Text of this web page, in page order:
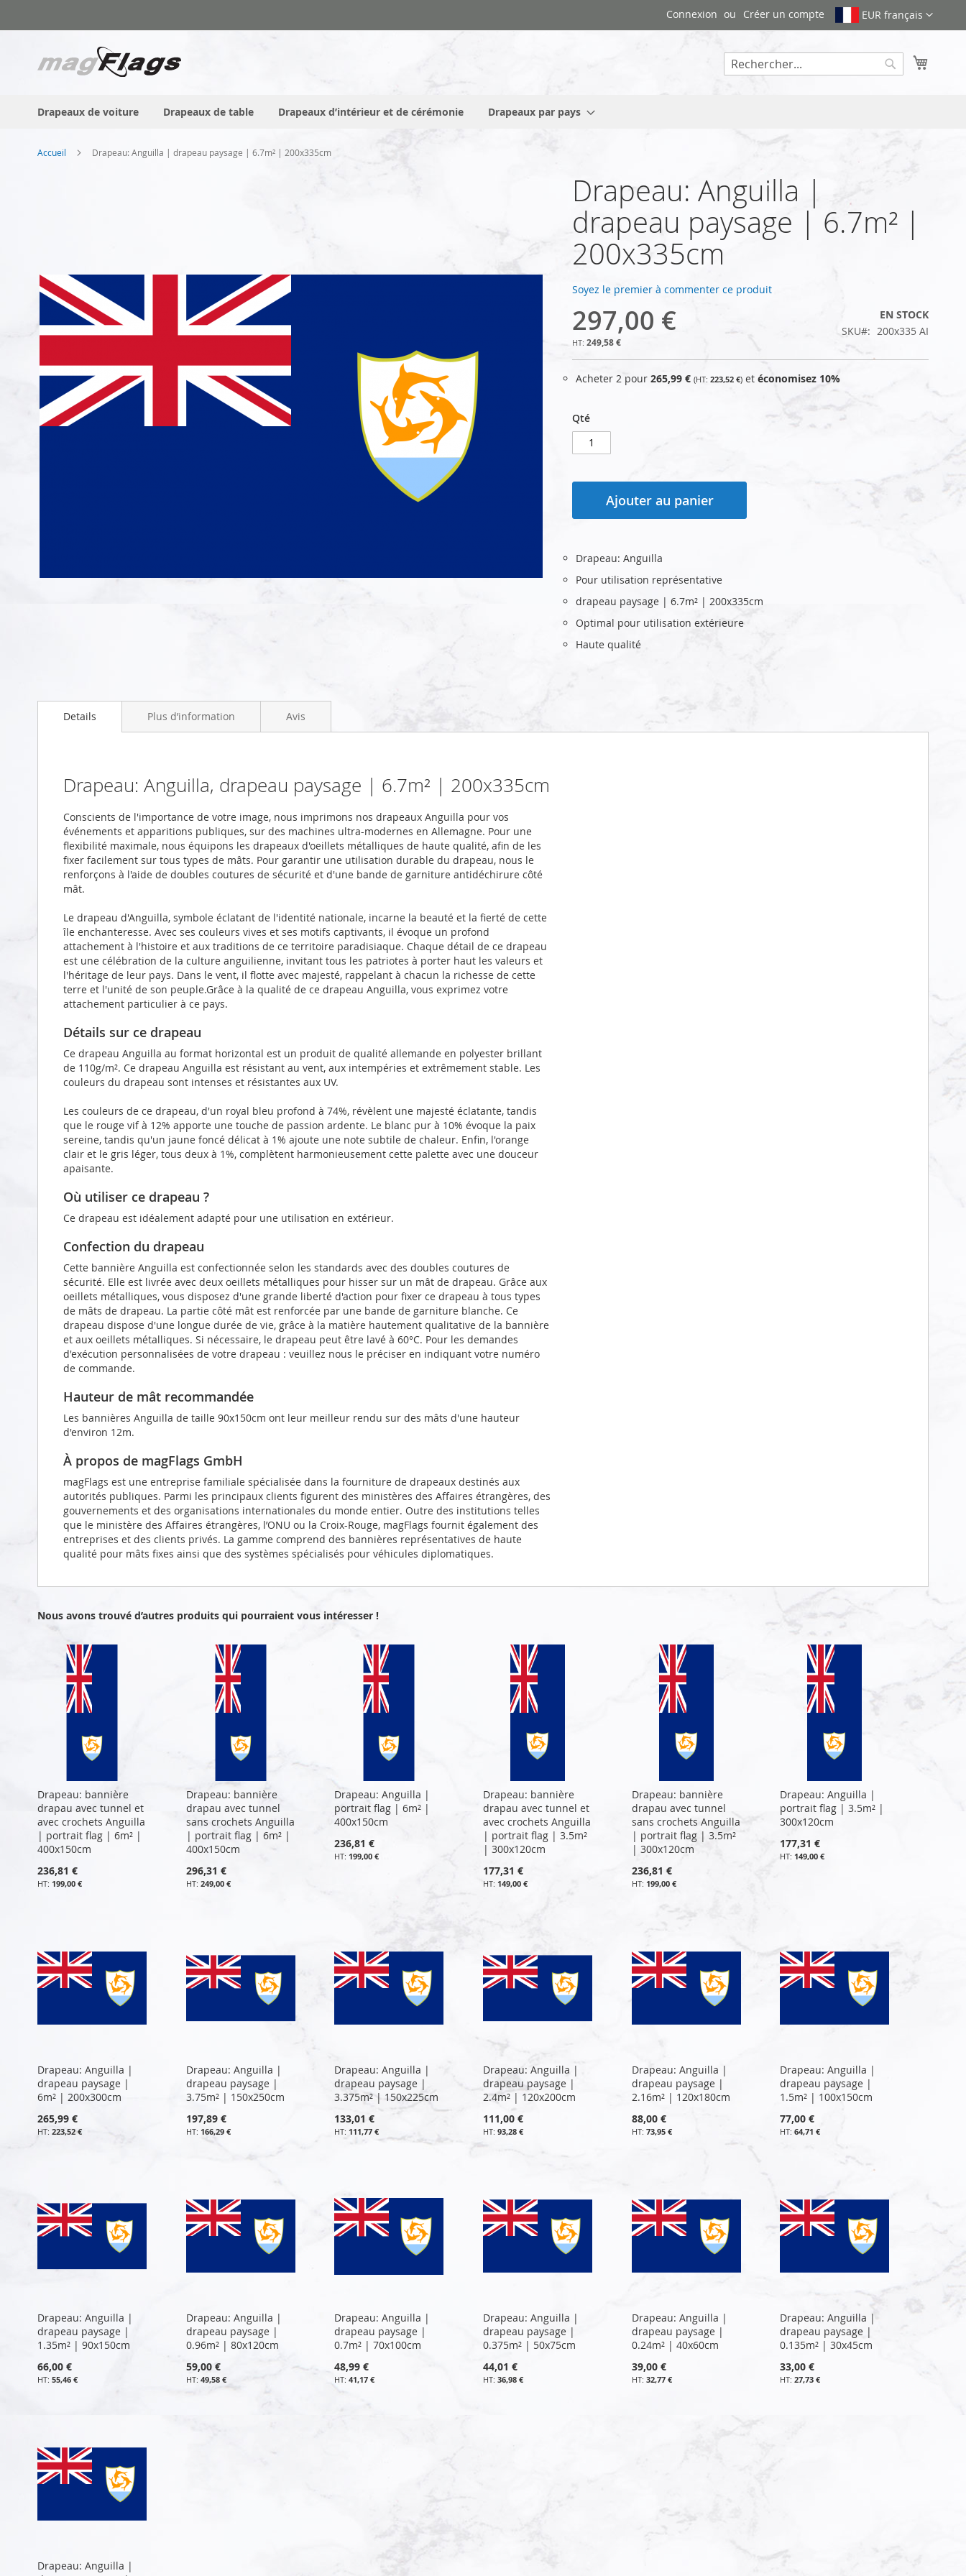
au
EUR français
Connexion Créer un compte
Drapeaux de voiture Drapeaux de table Drapeaux d’intérieur et de cérémonie Drapeaux par pays
Accueil Drapeau: Anguilla | drapeau paysage | 6.7m² | 200x335cm
gallery
to
gallery
Drapeau: Anguilla |
drapeau paysage | 6.7m² |
200x335cm
Soyez le premier à commenter ce produit
297,00 €
249,58 €
EN STOCK
SKU
200x335 AI
Acheter 2 pour 265,99 € 223,52 € et économisez 10%
Qté
Ajouter au panier
Drapeau: Anguilla
Pour utilisation représentative
drapeau paysage | 6.7m² | 200x335cm
Optimal pour utilisation extérieure
Haute qualité
Details
Drapeau: Anguilla, drapeau paysage | 6.7m² | 200x335cm
Conscients de l'importance de votre image, nous imprimons nos drapeaux Anguilla pour vos
événements et apparitions publiques, sur des machines ultra-modernes en Allemagne. Pour une
flexibilité maximale, nous équipons les drapeaux d'oeillets métalliques de haute qualité, afin de les
fixer facilement sur tous types de mâts. Pour garantir une utilisation durable du drapeau, nous le
renforçons à l'aide de doubles coutures de sécurité et d'une bande de garniture antidéchirure côté
mât.
Le drapeau d'Anguilla, symbole éclatant de l'identité nationale, incarne la beauté et la fierté de cette
île enchanteresse. Avec ses couleurs vives et ses motifs captivants, il évoque un profond
attachement à l'histoire et aux traditions de ce territoire paradisiaque. Chaque détail de ce drapeau
est une célébration de la culture anguilienne, invitant tous les patriotes à porter haut les valeurs et
l'héritage de leur pays. Dans le vent, il flotte avec majesté, rappelant à chacun la richesse de cette
terre et l'unité de son peuple.Grâce à la qualité de ce drapeau Anguilla, vous exprimez votre
attachement particulier à ce pays.
Détails sur ce drapeau
Ce drapeau Anguilla au format horizontal est un produit de qualité allemande en polyester brillant
de 110g/m². Ce drapeau Anguilla est résistant au vent, aux intempéries et extrêmement stable. Les
couleurs du drapeau sont intenses et résistantes aux UV.
Les couleurs de ce drapeau, d'un royal bleu profond à 74%, révèlent une majesté éclatante, tandis
que le rouge vif à 12% apporte une touche de passion ardente. Le blanc pur à 10% évoque la paix
sereine, tandis qu'un jaune foncé délicat à 1% ajoute une note subtile de chaleur. Enfin, l'orange
clair et le gris léger, tous deux à 1%, complètent harmonieusement cette palette avec une douceur
apaisante.
Où utiliser ce drapeau ?
Ce drapeau est idéalement adapté pour une utilisation en extérieur.
Confection du drapeau
Cette bannière Anguilla est confectionnée selon les standards avec des doubles coutures de
sécurité. Elle est livrée avec deux oeillets métalliques pour hisser sur un mât de drapeau. Grâce aux
oeillets métalliques, vous disposez d'une grande liberté d'action pour fixer ce drapeau à tous types
de mâts de drapeau. La partie côté mât est renforcée par une bande de garniture blanche. Ce
drapeau dispose d'une longue durée de vie, grâce à la matière hautement qualitative de la bannière
et aux oeillets métalliques. Si nécessaire, le drapeau peut être lavé à 60°C. Pour les demandes
d'exécution personnalisées de votre drapeau : veuillez nous le préciser en indiquant votre numéro
de commande.
Hauteur de mât recommandée
Les bannières Anguilla de taille 90x150cm ont leur meilleur rendu sur des mâts d'une hauteur
d'environ 12m.
À propos de magFlags GmbH
magFlags est une entreprise familiale spécialisée dans la fourniture de drapeaux destinés aux
autorités publiques. Parmi les principaux clients figurent des ministères des Affaires étrangères, des
gouvernements et des organisations internationales du monde entier. Outre des institutions telles
que le ministère des Affaires étrangères, l’ONU ou la Croix-Rouge, magFlags fournit également des
entreprises et des clients privés. La gamme comprend des bannières représentatives de haute
qualité pour mâts fixes ainsi que des systèmes spécialisés pour véhicules diplomatiques.
Plus d’information Avis
Nous avons trouvé d’autres produits qui pourraient vous intéresser !
Drapeau: bannière
drapau avec tunnel et
avec crochets Anguilla
| portrait flag | 6m² |
400x150cm
236,81 €
199,00 €
Drapeau: bannière
drapau avec tunnel
sans crochets Anguilla
| portrait flag | 6m² |
400x150cm
296,31 €
249,00 €
Drapeau: Anguilla |
portrait flag | 6m² |
400x150cm
236,81 €
199,00 €
Drapeau: bannière
drapau avec tunnel et
avec crochets Anguilla
| portrait flag | 3.5m²
| 300x120cm
177,31 €
149,00 €
Drapeau: bannière
drapau avec tunnel
sans crochets Anguilla
| portrait flag | 3.5m²
| 300x120cm
236,81 €
199,00 €
Drapeau: Anguilla |
portrait flag | 3.5m² |
300x120cm
177,31 €
149,00 €
Drapeau: Anguilla |
drapeau paysage |
6m² | 200x300cm
265,99 €
223,52 €
Drapeau: Anguilla |
drapeau paysage |
3.75m² | 150x250cm
197,89 €
166,29 €
Drapeau: Anguilla |
drapeau paysage |
3.375m² | 150x225cm
133,01 €
111,77 €
Drapeau: Anguilla |
drapeau paysage |
2.4m² | 120x200cm
111,00 €
93,28 €
Drapeau: Anguilla |
drapeau paysage |
2.16m² | 120x180cm
88,00 €
73,95 €
Drapeau: Anguilla |
drapeau paysage |
1.5m² | 100x150cm
77,00 €
64,71 €
Drapeau: Anguilla |
drapeau paysage |
1.35m² | 90x150cm
66,00 €
55,46 €
Drapeau: Anguilla |
drapeau paysage |
0.96m² | 80x120cm
59,00 €
49,58 €
Drapeau: Anguilla |
drapeau paysage |
0.7m² | 70x100cm
48,99 €
41,17 €
Drapeau: Anguilla |
drapeau paysage |
0.375m² | 50x75cm
44,01 €
36,98 €
Drapeau: Anguilla |
drapeau paysage |
0.24m² | 40x60cm
39,00 €
32,77 €
Drapeau: Anguilla |
drapeau paysage |
0.135m² | 30x45cm
33,00 €
27,73 €
Drapeau: Anguilla |